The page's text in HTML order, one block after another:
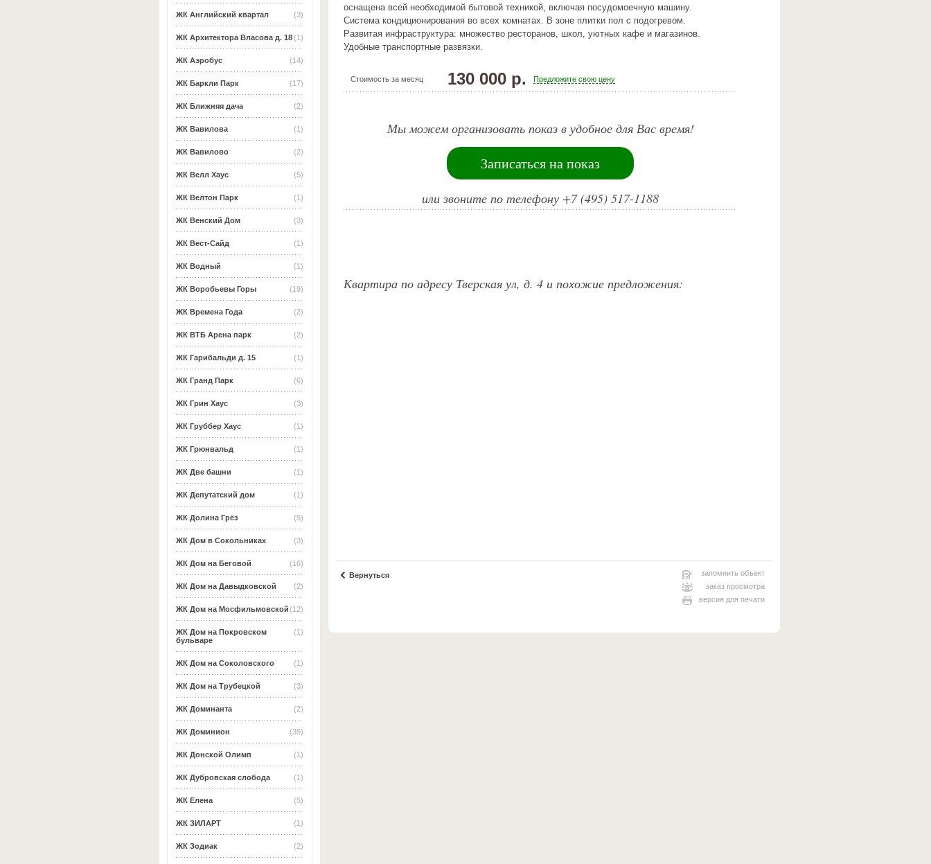
(3)
ЖК Английский квартал
(1)
ЖК Архитектора Власова д. 18
(14)
ЖК Аэробус
(17)
ЖК Баркли Парк
(2)
ЖК Ближняя дача
(1)
ЖК Вавилова
(2)
ЖК Вавилово
(5)
ЖК Велл Хаус
(1)
ЖК Велтон Парк
(3)
ЖК Венский Дом
(1)
ЖК Вест-Сайд
(1)
ЖК Водный
(19)
ЖК Воробьевы Горы
(2)
ЖК Времена Года
(2)
ЖК ВТБ Арена парк
(1)
ЖК Гарибальди д. 15
(6)
ЖК Гранд Парк
(3)
ЖК Грин Хаус
(1)
ЖК Груббер Хаус
(1)
ЖК Грюнвальд
(1)
ЖК Две башни
(1)
ЖК Депутатский дом
(5)
ЖК Долина Грёз
(3)
ЖК Дом в Сокольниках
(16)
ЖК Дом на Беговой
(2)
ЖК Дом на Давыдковской
(12)
ЖК Дом на Мосфильмовской
(1)
ЖК Дом на Покровском
бульваре
(1)
ЖК Дом на Соколовского
(3)
ЖК Дом на Трубецкой
(2)
ЖК Доминанта
(35)
ЖК Доминион
(1)
ЖК Донской Олимп
(1)
ЖК Дубровская слобода
(5)
ЖК Елена
(1)
ЖК ЗИЛАРТ
(2)
ЖК Зодиак
оснащена всей необходимой бытовой техникой, включая посудомоечную машину.
Система кондиционирования во всех комнатах. В зоне плитки пол с подогревом.
Развитая инфраструктура: множество ресторанов, школ, уютных кафе и магазинов.
Удобные транспортные развязки.
Стоимость за месяц 130 000 р. Предложите свою цену
Мы можем организовать показ в удобное для Вас время!
Записаться на показ
или звоните по телефону +7 (495) 517-1188
Квартира по адресу Тверская ул, д. 4 и похожие предложения:
Вернуться
запомнить объект
заказ просмотра
версия для печати